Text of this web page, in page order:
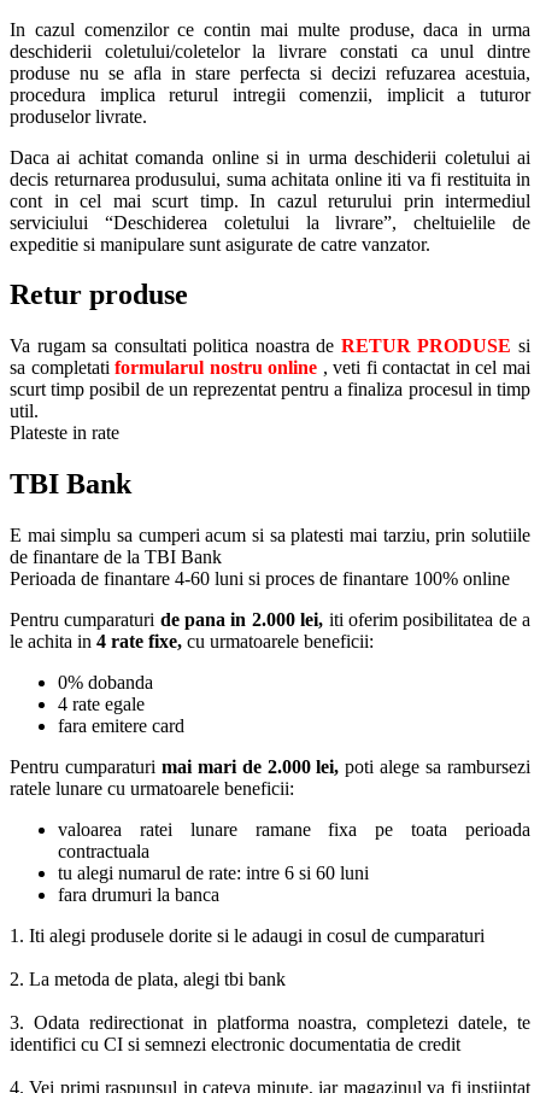
In cazul comenzilor ce contin mai multe produse, daca in urma
deschiderii coletului/coletelor la livrare constati ca unul dintre
produse nu se afla in stare perfecta si decizi refuzarea acestuia,
procedura implica returul intregii comenzii, implicit a tuturor
produselor livrate.
Daca ai achitat comanda online si in urma deschiderii coletului ai
decis returnarea produsului, suma achitata online iti va fi restituita in
cont in cel mai scurt timp. In cazul returului prin intermediul
serviciului “Deschiderea coletului la livrare”, cheltuielile de
expeditie si manipulare sunt asigurate de catre vanzator.
Retur produse
Va rugam sa consultati politica noastra de RETUR PRODUSE si
sa completatiformularul nostru online , veti fi contactat in cel mai
scurt timp posibil de un reprezentat pentru a finaliza procesul in timp
util.
Plateste in rate
TBI Bank
E mai simplu sa cumperi acum si sa platesti mai tarziu, prin solutiile
de finantare de la TBI Bank
Perioada de finantare 4-60 luni si proces de finantare 100% online
Pentru cumparaturi de pana in 2.000 lei, iti oferim posibilitatea de a
le achita in 4 rate fixe, cu urmatoarele beneficii:
0% dobanda
4 rate egale
fara emitere card
Pentru cumparaturi mai mari de 2.000 lei, poti alege sa rambursezi
ratele lunare cu urmatoarele beneficii:
valoarea ratei lunare ramane fixa pe toata perioada
contractuala
tu alegi numarul de rate: intre 6 si 60 luni
fara drumuri la banca
1. Iti alegi produsele dorite si le adaugi in cosul de cumparaturi
2. La metoda de plata, alegi tbi bank
3. Odata redirectionat in platforma noastra, completezi datele, te
identifici cu CI si semnezi electronic documentatia de credit
4. Vei primi raspunsul in cateva minute, iar magazinul va fi instiintat